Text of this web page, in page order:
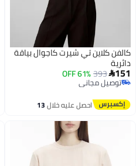
كالفن كلاين تي شيرت كاجوال بياقة
دائرية
151
393
61% OFF
توصيل مجاني
توصيل مجاني
احصل عليه خلال13